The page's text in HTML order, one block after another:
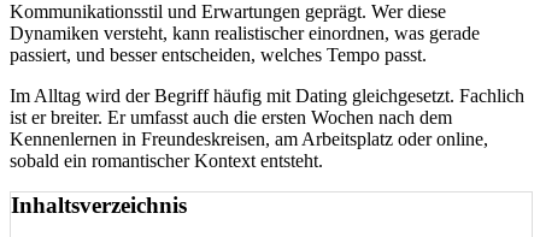
Kommunikationsstil und Erwartungen geprägt. Wer diese
Dynamiken versteht, kann realistischer einordnen, was gerade
passiert, und besser entscheiden, welches Tempo passt.
Im Alltag wird der Begriff häufig mit Dating gleichgesetzt. Fachlich
ist er breiter. Er umfasst auch die ersten Wochen nach dem
Kennenlernen in Freundeskreisen, am Arbeitsplatz oder online,
sobald ein romantischer Kontext entsteht.
Inhaltsverzeichnis